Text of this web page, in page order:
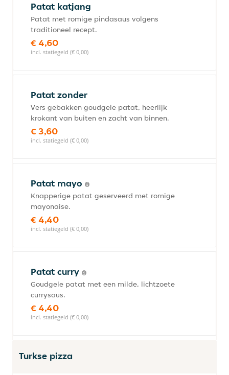
Patat katjang
Patat met romige pindasaus volgens
traditioneel recept.
€ 4,60
incl. statiegeld (€ 0,00)
Patat zonder
Vers gebakken goudgele patat, heerlijk
krokant van buiten en zacht van binnen.
€ 3,60
incl. statiegeld (€ 0,00)
Patat mayo
Knapperige patat geserveerd met romige
mayonaise.
€ 4,40
incl. statiegeld (€ 0,00)
Patat curry
Goudgele patat met een milde, lichtzoete
currysaus.
€ 4,40
incl. statiegeld (€ 0,00)
Turkse pizza